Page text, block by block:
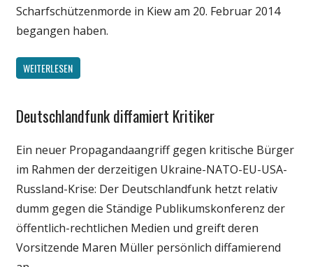
Scharfschützenmorde in Kiew am 20. Februar 2014
begangen haben.
WEITERLESEN
Gesellschaft
Medien
Politik
Wissenschaft
Deutschlandfunk diffamiert Kritiker
Ein neuer Propagandaangriff gegen kritische Bürger
im Rahmen der derzeitigen Ukraine-NATO-EU-USA-
Russland-Krise: Der Deutschlandfunk hetzt relativ
dumm gegen die Ständige Publikumskonferenz der
öffentlich-rechtlichen Medien und greift deren
Vorsitzende Maren Müller persönlich diffamierend